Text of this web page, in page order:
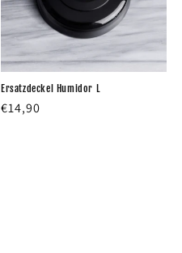
Ersatzdeckel Humidor L
Normaler
€14,90